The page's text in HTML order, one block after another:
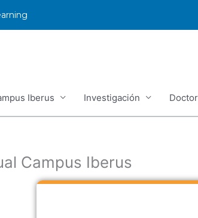
Iberus Investigación
Campus Iberus